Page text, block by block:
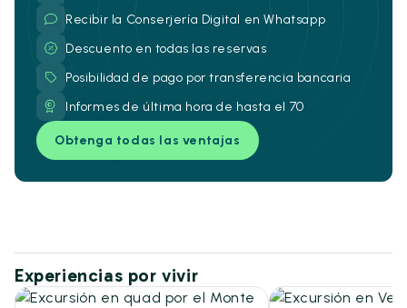
Recibir la Conserjería Digital en Whatsapp
Descuento en todas las reservas
Posibilidad de pago por transferencia bancaria
Informes de última hora de hasta el 70
Obtenga todas las ventajas
Experiencias por vivir